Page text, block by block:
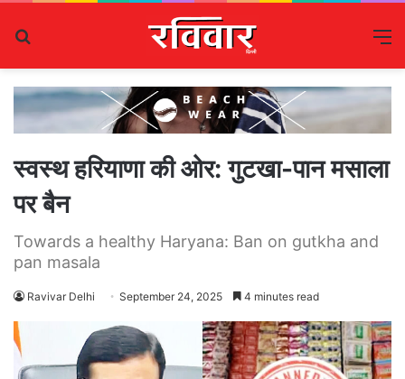
स्वस्थ हरियाणा की ओर: गुटखा-पान मसाला
पर बैन
Towards a healthy Haryana: Ban on gutkha and
pan masala
Ravivar Delhi September 24, 2025 4 minutes read